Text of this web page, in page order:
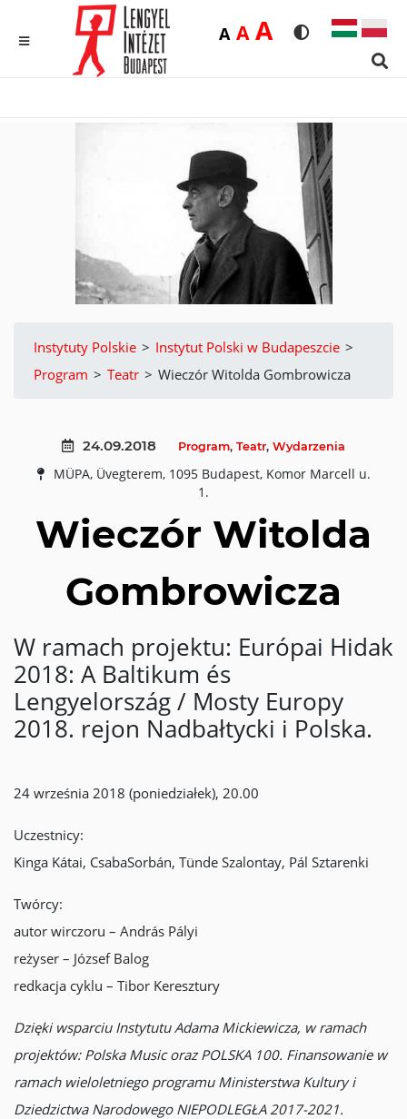
Rozmiar
ADomyślna
AŚrednia
ADużaWersja
Instytuty Polskie > Instytut Polski w Budapeszcie >
Program > Teatr > Wieczór Witolda Gombrowicza
24.09.2018 Program, Teatr, Wydarzenia
MÜPA, Üvegterem, 1095 Budapest, Komor Marcell u.
1.
Wieczór Witolda
Gombrowicza
W ramach projektu: Európai Hidak
2018: A Baltikum és
Lengyelország / Mosty Europy
2018. rejon Nadbałtycki i Polska.
24 września 2018 (poniedziałek), 20.00
Uczestnicy:
Kinga Kátai, CsabaSorbán, Tünde Szalontay, Pál Sztarenki
Twórcy:
autor wirczoru – András Pályi
reżyser – József Balog
redkacja cyklu – Tibor Keresztury
Dzięki wsparciu Instytutu Adama Mickiewicza, w ramach
projektów: Polska Music oraz POLSKA 100. Finansowanie w
ramach wieloletniego programu Ministerstwa Kultury i
Dziedzictwa Narodowego NIEPODLEGŁA 2017-2021.